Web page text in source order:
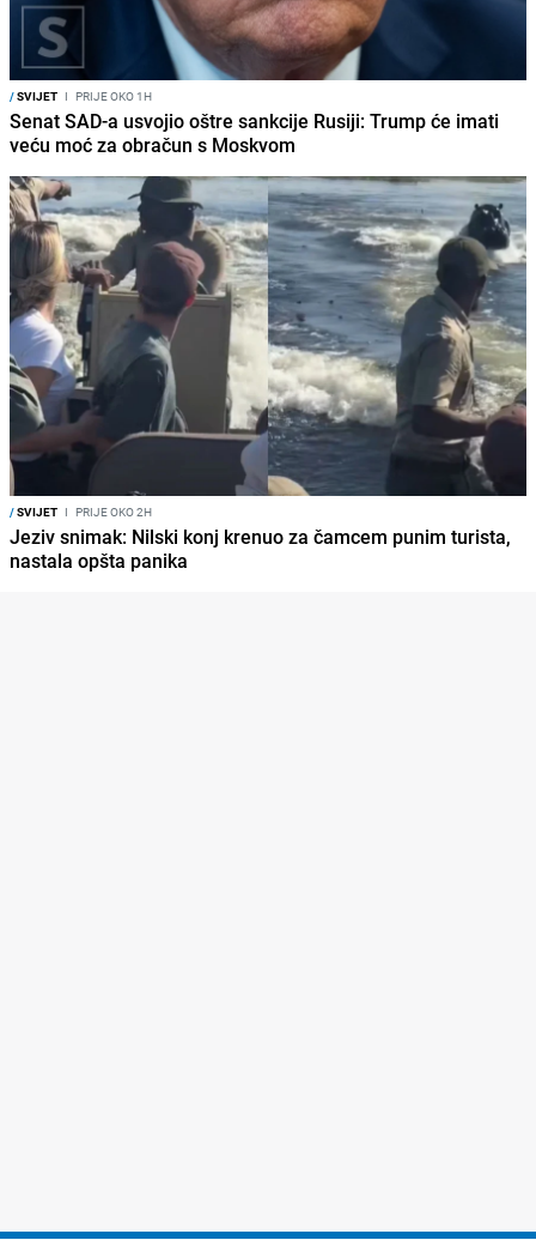
/SVIJET I PRIJE OKO 1H
Senat SAD-a usvojio oštre sankcije Rusiji: Trump će imati
veću moć za obračun s Moskvom
/SVIJET I PRIJE OKO 2H
Jeziv snimak: Nilski konj krenuo za čamcem punim turista,
nastala opšta panika